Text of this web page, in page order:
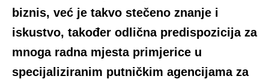
biznis, već je takvo stečeno znanje i
iskustvo, također odlična predispozicija za
mnoga radna mjesta primjerice u
specijaliziranim putničkim agencijama za